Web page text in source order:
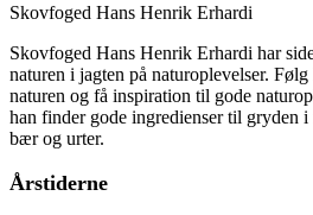
Skovfoged Hans Henrik Erhardi
Skovfoged Hans Henrik Erhardi har
naturen i jagten på naturoplevelser.
naturen og få inspiration til gode
han finder gode ingredienser til gryden
bær og urter.
Årstiderne